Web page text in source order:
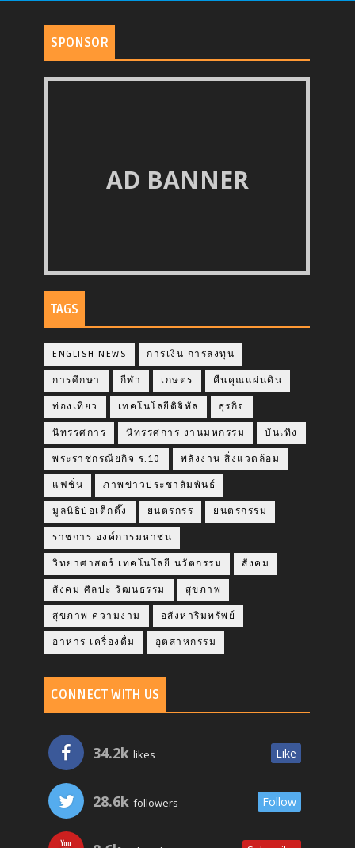
SPONSOR
AD BANNER
TAGS
ENGLISH NEWS การเงิน การลงทุน
การศึกษา กีฬา เกษตร คืนคุณแผ่นดิน
ท่องเที่ยว เทคโนโลยีดิจิทัล ธุรกิจ
นิทรรศการ นิทรรศการ งานมหกรรม บันเทิง
พระราชกรณียกิจ ร.10 พลังงาน สิ่งแวดล้อม
แฟชั่น ภาพข่าวประชาสัมพันธ์
มูลนิธิป่อเต็กตึ๊ง ยนตรกรร ยนตรกรรม
ราชการ องค์การมหาชน
วิทยาศาสตร์ เทคโนโลยี นวัตกรรม สังคม
สังคม ศิลปะ วัฒนธรรม สุขภาพ
สุขภาพ ความงาม อสังหาริมทรัพย์
อาหาร เครื่องดื่ม อุตสาหกรรม
CONNECT WITH US
34.2k likes Like
28.6k followers Follow